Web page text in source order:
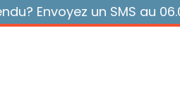
Envoyez un SMS au